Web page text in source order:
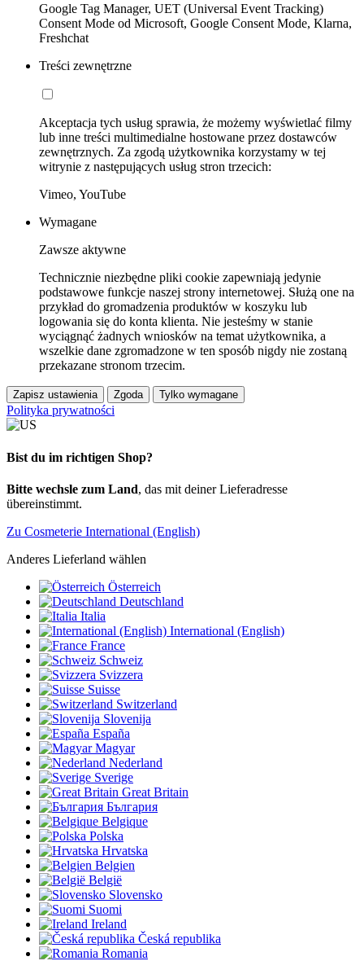
Google Tag Manager, UET (Universal Event Tracking)
Consent Mode od Microsoft, Google Consent Mode, Klarna,
Freshchat
Treści zewnętrzne
Akceptacja tych usług sprawia, że możemy wyświetlać filmy
lub inne treści multimedialne hostowane przez dostawców
zewnętrznych. Za zgodą użytkownika korzystamy w tej
witrynie z następujących usług stron trzecich:
Vimeo, YouTube
Wymagane
Zawsze aktywne
Technicznie niezbędne pliki cookie zapewniają jedynie
podstawowe funkcje naszej strony internetowej. Służą one na
przykład do gromadzenia produktów w koszyku lub
logowania się do konta klienta. Nie jesteśmy w stanie
wyciągnąć żadnych wniosków na temat użytkownika, a
wszelkie dane zgromadzone w ten sposób nigdy nie zostaną
przekazane stronom trzecim.
Zapisz ustawienia Zgoda Tylko wymagane
Polityka prywatności
Bist du im richtigen Shop?
Bitte wechsle zum Land, das mit deiner Lieferadresse
übereinstimmt.
Zu Cosmeterie International (English)
Anderes Lieferland wählen
Österreich
Deutschland
Italia
International (English)
France
Schweiz
Svizzera
Suisse
Switzerland
Slovenija
España
Magyar
Nederland
Sverige
Great Britain
България
Belgique
Polska
Hrvatska
Belgien
België
Slovensko
Suomi
Ireland
Česká republika
Romania